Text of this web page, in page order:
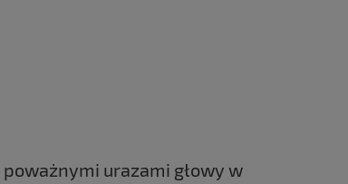
urazami głowy w